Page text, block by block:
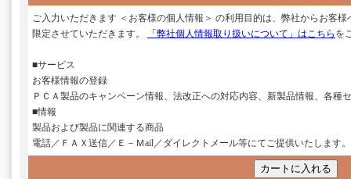
ご入力いただきます ＜お客様の個人情報＞ の利用目的は、弊社からお客
限定させていただきます。
「弊社個人情報取り扱いについて」はこちら を
■サービス
お客様情報の登録
ＰＣＡ製品のキャンペーン情報、法改正への対応内容、新製品情報、各種
■情報
製品および製品に関連する商品
電話／ＦＡＸ送信／Ｅ－Ｍail／ダイレクトメール等にてご提供いたします。